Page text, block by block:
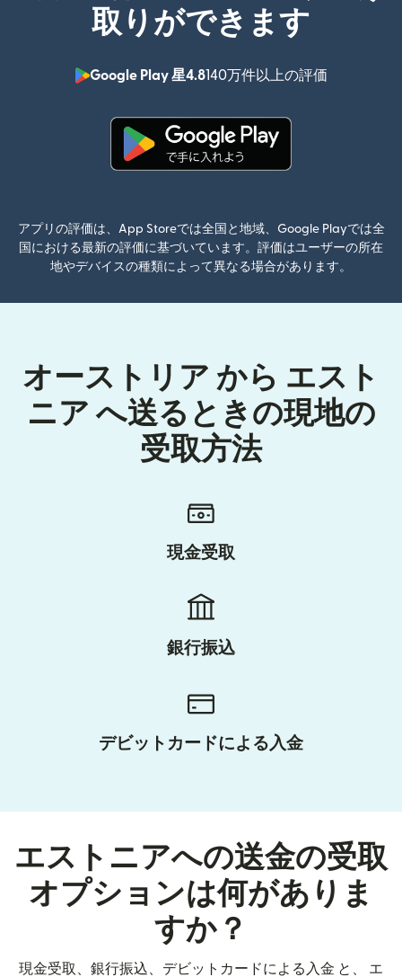
取りができます
Google Play 星4.8140万件以上の評価
（別ウィン
アプリの評価は、App Storeでは全国と地域、Google Playでは全
国における最新の評価に基づいています。評価はユーザーの所在
地やデバイスの種類によって異なる場合があります。
オーストリア から エスト
ニア へ送るときの現地の
受取方法
現金受取
銀行振込
デビットカードによる入金
エストニアへの送金の受取
オプションは何がありま
すか？
現金受取、銀行振込、デビットカードによる入金 と、 エ